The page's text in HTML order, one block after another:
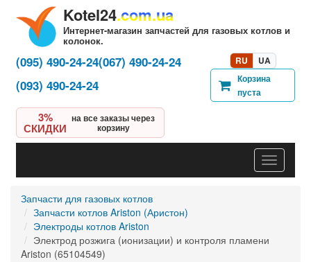
Kotel24.com.ua
Интернет-магазин запчастей для газовых котлов и
колонок.
3%
СКИДКИ
на все заказы через
корзину
(095) 490-24-24(067) 490-24-24
(093) 490-24-24
RU
UA
Корзина
пуста
Запчасти для газовых котлов
Запчасти котлов Ariston (Аристон)
Электроды котлов Ariston
Электрод розжига (ионизации) и контроля пламени
Ariston (65104549)